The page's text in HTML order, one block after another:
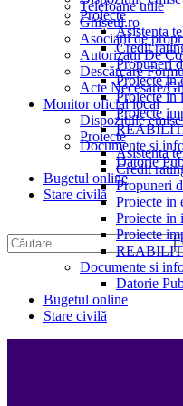
Proiecte
Asistenta
Credit
Propuneri
Proiecte in
Proiecte in
Proiecte
Documente si
Datorie
Bugetul online
Stare civilă
Telefoane utile
Ghișeul.ro
Asociații de
Autorizații De
Descărcare
Acte Necesare/
Monitor oficial local
Dispozitiile
Proiecte
Asistenta
Credit
Propuneri
Proiecte in
Proiecte in
Proiecte
Documente si
Datorie
Bugetul online
Stare civilă